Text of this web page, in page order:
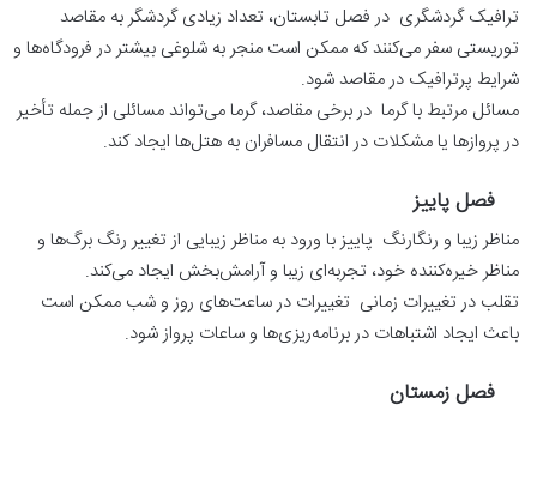
ترافیک گردشگری در فصل تابستان، تعداد زیادی گردشگر به مقاصد
توریستی سفر می‌کنند که ممکن است منجر به شلوغی بیشتر در فرودگاه‌ها و
شرایط پرترافیک در مقاصد شود.
مسائل مرتبط با گرما در برخی مقاصد، گرما می‌تواند مسائلی از جمله تأخیر
در پروازها یا مشکلات در انتقال مسافران به هتل‌ها ایجاد کند.
فصل پاییز
مناظر زیبا و رنگارنگ پاییز با ورود به مناظر زیبایی از تغییر رنگ برگ‌ها و
مناظر خیره‌کننده خود، تجربه‌ای زیبا و آرامش‌بخش ایجاد می‌کند.
تقلب در تغییرات زمانی تغییرات در ساعت‌های روز و شب ممکن است
باعث ایجاد اشتباهات در برنامه‌ریزی‌ها و ساعات پرواز شود.
فصل زمستان